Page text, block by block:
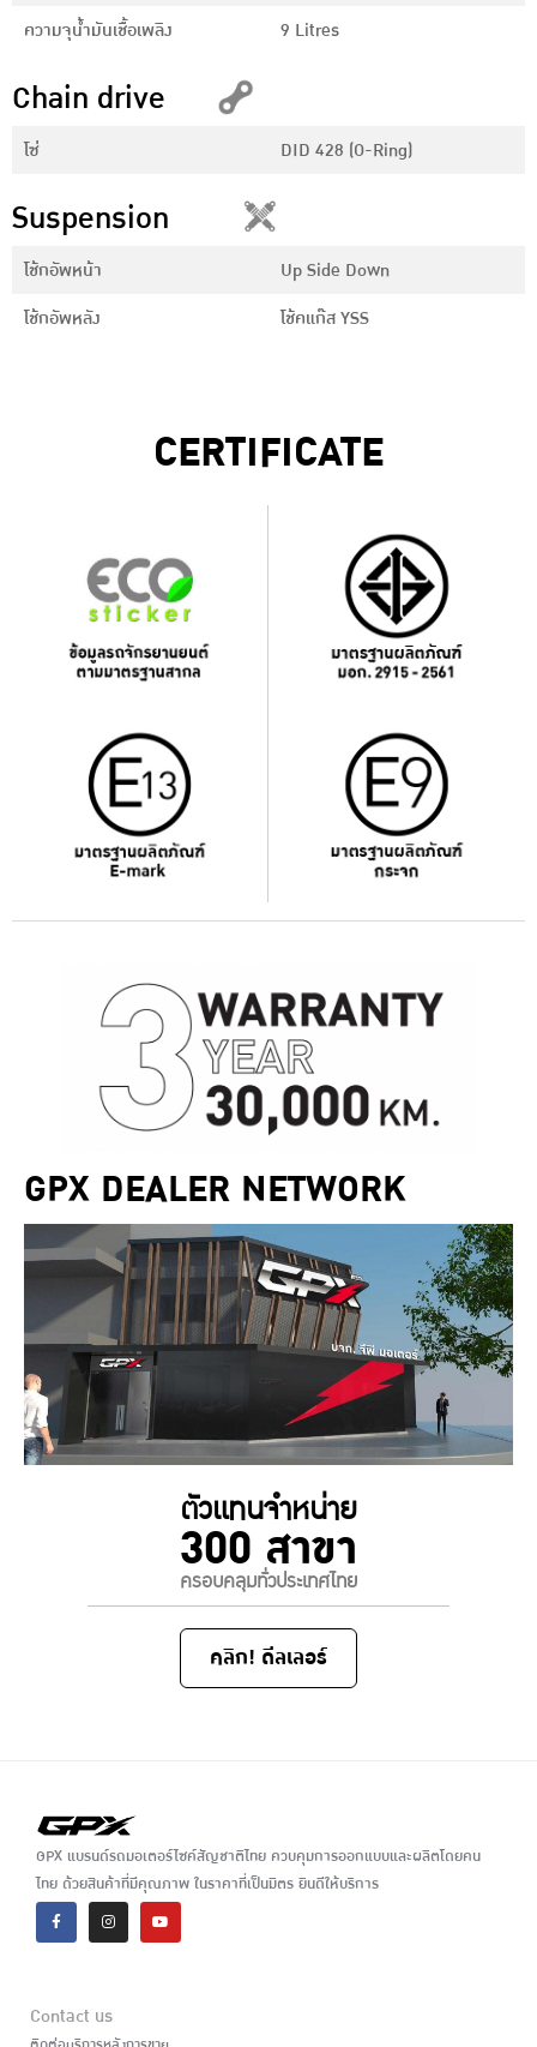
ความจุน้ำมันเชื้อเพลิง
9 Litres
Chain drive
โซ่ DID 428 (O-Ring)
Suspension
โช้กอัพหน้า
Up Side Down
โช้กอัพหลัง
โช้คแก๊ส YSS
CERTIFICATE
GPX DEALER NETWORK
ตัวแทนจำหน่าย
300 สาขา
ครอบคลุมทั่วประเทศไทย
คลิก! ดีลเลอร์
GPX แบรนด์รถมอเตอร์ไซค์สัญชาติไทย ควบคุมการออกแบบและผลิตโดยคน
ไทย ด้วยสินค้าที่มีคุณภาพ ในราคาที่เป็นมิตร ยินดีให้บริการ
Contact us